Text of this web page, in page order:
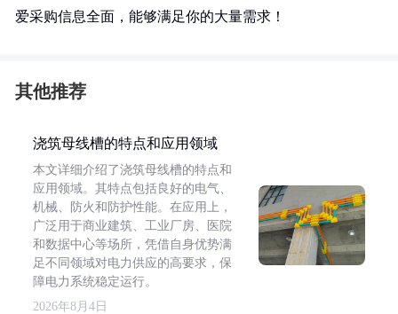
爱采购信息全面，能够满足你的大量需求！
其他推荐
浇筑母线槽的特点和应用领域
本文详细介绍了浇筑母线槽的特点和
应用领域。其特点包括良好的电气、
机械、防火和防护性能。在应用上，
广泛用于商业建筑、工业厂房、医院
和数据中心等场所，凭借自身优势满
足不同领域对电力供应的高要求，保
障电力系统稳定运行。
2026年8月4日